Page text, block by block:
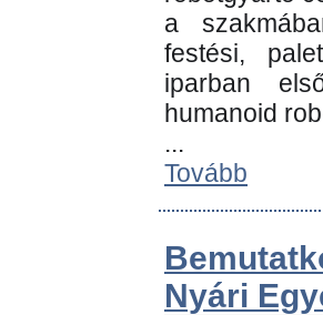
a
festési,
iparban
humanoid
...
Tovább
Nyári